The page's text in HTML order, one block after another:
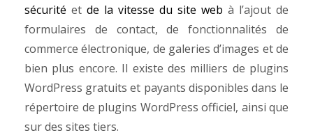
sécurité et de la vitesse du site web à l’ajout de
formulaires de contact, de fonctionnalités de
commerce électronique, de galeries d’images et de
bien plus encore. Il existe des milliers de plugins
WordPress gratuits et payants disponibles dans le
répertoire de plugins WordPress officiel, ainsi que
sur des sites tiers.